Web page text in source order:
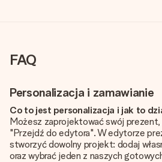
FAQ
Personalizacja i zamawianie
Co to jest personalizacja i jak to
Możesz zaprojektować swój prezent,
"Przejdź do edytora". W edytorze
stworzyć dowolny projekt: dodaj
oraz wybrać jeden z naszych